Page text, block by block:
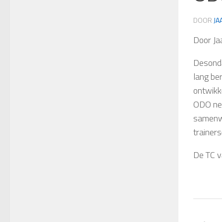
DOOR
Door
lang
ODO
De TC